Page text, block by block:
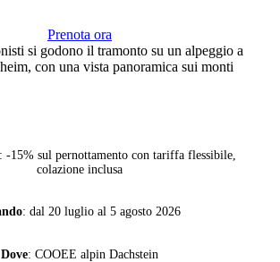
Prenota ora
: -15% sul pernottamento con tariffa flessibile,
colazione inclusa
: dal 20 luglio al 5 agosto 2026
Dove: COOEE alpin Dachstein